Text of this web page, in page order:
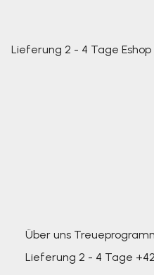
Lieferung 2 - 4 Tage Eshop
Über uns
Lieferung 2 - 4 Tage